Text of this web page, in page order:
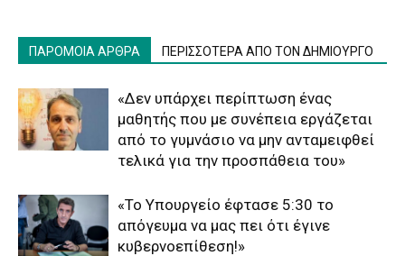
ΠΑΡΟΜΟΙΑ ΑΡΘΡΑ ΠΕΡΙΣΣΟΤΕΡΑ ΑΠΟ ΤΟΝ ΔΗΜΙΟΥΡΓΟ
«Δεν υπάρχει περίπτωση ένας
μαθητής που με συνέπεια εργάζεται
από το γυμνάσιο να μην ανταμειφθεί
τελικά για την προσπάθεια του»
«Το Υπουργείο έφτασε 5:30 το
απόγευμα να μας πει ότι έγινε
κυβερνοεπίθεση!»